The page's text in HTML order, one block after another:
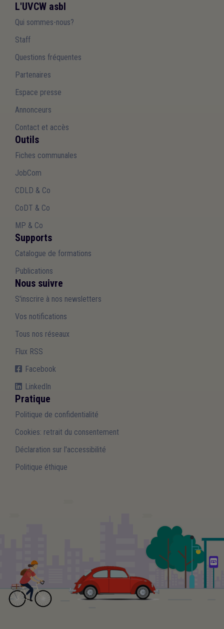
L'UVCW asbl
Qui sommes-nous?
Staff
Questions fréquentes
Partenaires
Espace presse
Annonceurs
Contact et accès
Outils
Fiches communales
JobCom
CDLD & Co
CoDT & Co
MP & Co
Supports
Catalogue de formations
Publications
Nous suivre
S'inscrire à nos newsletters
Vos notifications
Tous nos réseaux
Flux RSS
Facebook
LinkedIn
Pratique
Politique de confidentialité
Cookies: retrait du consentement
Déclaration sur l'accessibilité
Politique éthique